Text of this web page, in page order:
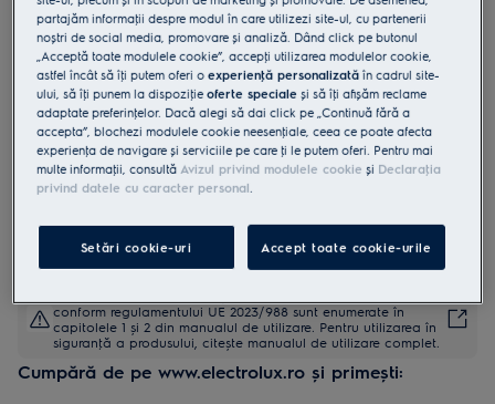
0 (0)
Fișa cu informaţii despre produs
Beneficii
Combina frigorifică TwinTech® No Frost 600 menţine alimentele
proaspete.
TwinTech® No Frost menţine alimentele suculente și proaspete.
MultiSpace reprezintă soluţia inteligentă de depozitare.
conform regulamentului UE 2023/988 sunt enumerate în
capitolele 1 și 2 din manualul de utilizare. Pentru utilizarea în
siguranţă a produsului, citește manualul de utilizare complet.
Cumpără de pe www.electrolux.ro și primești:
partajăm informaţii despre modul în care utilizezi site-ul, cu partenerii
noștri de social media, promovare și analiză. Dând click pe butonul
„Acceptă toate modulele cookie”, accepţi utilizarea modulelor cookie,
astfel încât să îţi putem oferi oexperienţă personalizată în cadrul site-
ului, să îţi punem la dispoziţieoferte speciale și să îţi afișăm reclame
adaptate preferinţelor. Dacă alegi să dai click pe „Continuă fără a
accepta”, blochezi modulele cookie neesenţiale, ceea ce poate afecta
experienţa de navigare și serviciile pe care ţi le putem oferi. Pentru mai
multe informaţii, consultă Avizul privind modulele cookie și Declaraţia
privind datele cu caracter personal.
Setări cookie-uri Accept toate cookie-urile